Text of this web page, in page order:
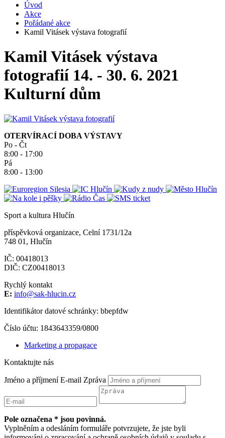
Úvod
Akce
Pořádané akce
Kamil Vitásek výstava fotografií
Kamil Vitásek výstava
fotografií 14. - 30. 6. 2021
Kulturní dům
OTERVÍRACÍ DOBA VÝSTAVY
Po - Čt
8:00 - 17:00
Pá
8:00 - 13:00
Sport a kultura Hlučín
příspěvková organizace, Celní 1731/12a
748 01, Hlučín
IČ: 00418013
DIČ: CZ00418013
Rychlý kontakt
E: info@sak-hlucin.cz
Identifikátor datové schránky: bbepfdw
Číslo účtu: 1843643359/0800
Marketing a propagace
Kontaktujte nás
Jméno a příjmení E-mail Zpráva
Pole označena * jsou povinná.
Vyplněním a odesláním formuláře potvrzujete, že jste byli